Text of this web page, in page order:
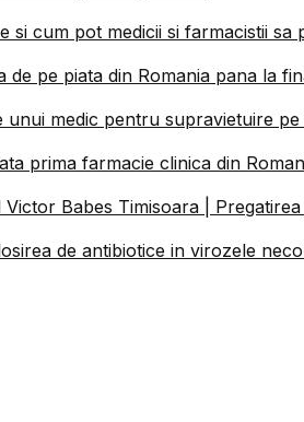
si cum pot medicii si farmacistii sa
pe piata din Romania pana la
medic pentru supravietuire
prima farmacie clinica din
Babes Timisoara |
de antibiotice in virozele